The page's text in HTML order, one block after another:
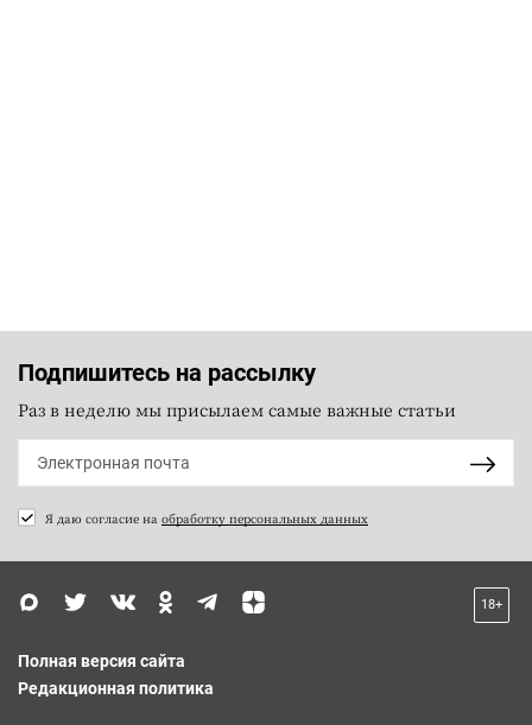
Подпишитесь на рассылку
Раз в неделю мы присылаем самые важные статьи
Я даю согласие на обработку персональных данных
18+
Полная версия сайта
Редакционная политика